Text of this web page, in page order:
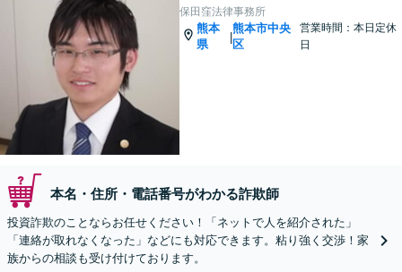
保田窪法律事務所
熊本
県
|
熊本市中央
区
営業時間：本日定休
日
本名・住所・電話番号がわかる詐欺師
投資詐欺のことならお任せください！「ネットで人を紹介された」
「連絡が取れなくなった」などにも対応できます。粘り強く交渉！家
族からの相談も受け付けております。